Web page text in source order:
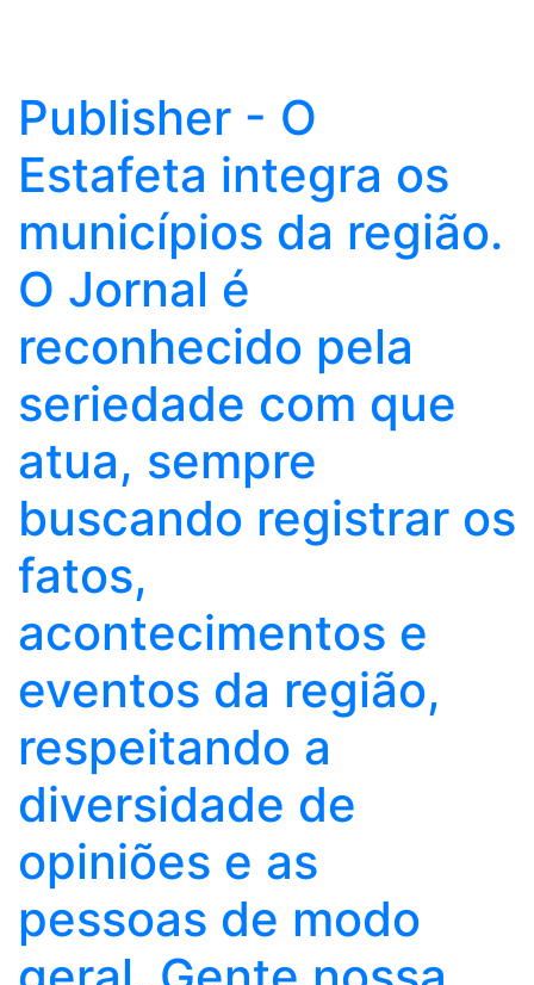
Publisher - O
Estafeta integra os
municípios da região.
O Jornal é
reconhecido pela
seriedade com que
atua, sempre
buscando registrar os
fatos,
acontecimentos e
eventos da região,
respeitando a
diversidade de
opiniões e as
pessoas de modo